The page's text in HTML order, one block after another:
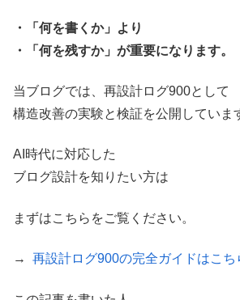
・「何を書くか」より
・「何を残すか」が重要になります。
当ブログでは、再設計ログ900として
構造改善の実験と検証を公開していま
AI時代に対応した
ブログ設計を知りたい方は
まずはこちらをご覧ください。
→ 再設計ログ900の完全ガイドはこち